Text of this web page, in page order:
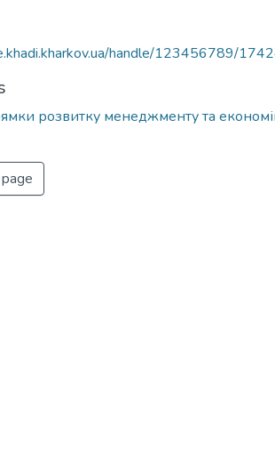
handle/123456789/
розвитку менеджменту та